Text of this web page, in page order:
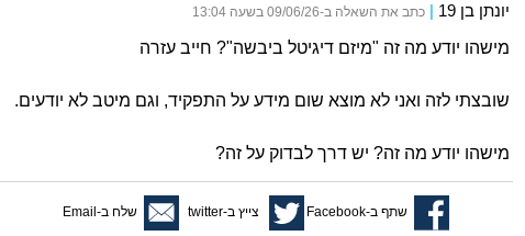
יונתן בן 19 כתב את השאלה ב-09/06/26 בשעה 13:04
מישהו יודע מה זה "מיזם דיגיטל ביבשה"? חייב עזרה
שובצתי לזה ואני לא מוצא שום מידע על התפקיד, וגם מיטב לא יודעים.
מישהו יודע מה זה? יש דרך לבדוק על זה?
שתף ב-Facebook צייץ ב-twitter שלח ב-Email